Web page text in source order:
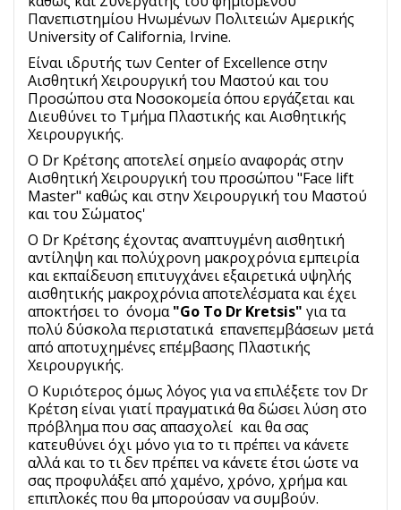
Πανεπιστημίου Ηνωμένων Πολιτειών Αμερικής
University of California, Irvine.
Είναι ιδρυτής των Center of Excellence στην
Αισθητική Χειρουργική του Μαστού και του
Προσώπου στα Νοσοκομεία όπου εργάζεται και
Διευθύνει το Τμήμα Πλαστικής και Αισθητικής
Χειρουργικής.
O Dr Κρέτσης αποτελεί σημείο αναφοράς στην
Αισθητική Χειρουργική του προσώπου "Face lift
Master" καθώς και στην Χειρουργική του Μαστού
και του Σώματος'
Ο Dr Κρέτσης έχοντας αναπτυγμένη αισθητική
αντίληψη και πολύχρονη μακροχρόνια εμπειρία
και εκπαίδευση επιτυγχάνει εξαιρετικά υψηλής
αισθητικής μακροχρόνια αποτελέσματα και έχει
αποκτήσει το όνομα"Go To Dr Kretsis" για τα
πολύ δύσκολα περιστατικά επανεπεμβάσεων μετά
από αποτυχημένες επέμβασης Πλαστικής
Χειρουργικής.
Ο Κυριότερος όμως λόγος για να επιλέξετε τον Dr
Κρέτση είναι γιατί πραγματικά θα δώσει λύση στο
πρόβλημα που σας απασχολεί και θα σας
κατευθύνει όχι μόνο για το τι πρέπει να κάνετε
αλλά και το τι δεν πρέπει να κάνετε έτσι ώστε να
σας προφυλάξει από χαμένο, χρόνο, χρήμα και
επιπλοκές που θα μπορούσαν να συμβούν.